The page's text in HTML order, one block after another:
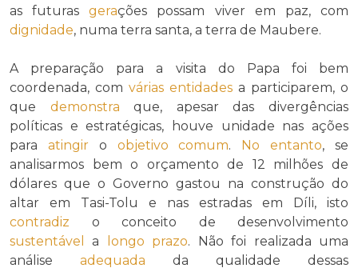
as futurasgerações possam viver em paz, com
dignidade, numa terra santa, a terra de Maubere.
A preparação para a visita do Papa foi bem
coordenada, com várias entidades a participarem, o
que demonstra que, apesar das divergências
políticas e estratégicas, houve unidade nas ações
para atingiro objetivo comum. No entanto, se
analisarmos bem o orçamento de 12 milhões de
dólares que o Governo gastou na construção do
altar em Tasi-Tolu e nas estradas em Díli, isto
contradiz o conceito de desenvolvimento
sustentável
a longo prazo. Não foi realizada uma
análise adequada da qualidade dessas